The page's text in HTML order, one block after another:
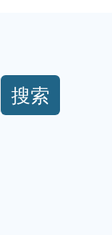
搜索